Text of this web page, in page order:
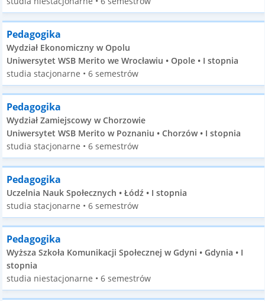
Pedagogika
Wydział Ekonomiczny w Opolu
Uniwersytet WSB Merito we Wrocławiu • Opole • I stopnia
studia stacjonarne • 6 semestrów
Pedagogika
Wydział Zamiejscowy w Chorzowie
Uniwersytet WSB Merito w Poznaniu • Chorzów • I stopnia
studia stacjonarne • 6 semestrów
Pedagogika
Uczelnia Nauk Społecznych • Łódź • I stopnia
studia stacjonarne • 6 semestrów
Pedagogika
Wyższa Szkoła Komunikacji Społecznej w Gdyni • Gdynia • I
stopnia
studia niestacjonarne • 6 semestrów